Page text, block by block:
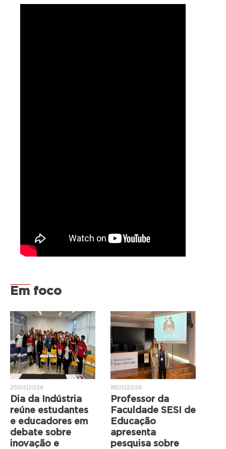
Em foco
25|05|2026
Dia da Indústria
reúne estudantes
e educadores em
debate sobre
inovação e
18|05|2026
Professor da
Faculdade SESI de
Educação
apresenta
pesquisa sobre